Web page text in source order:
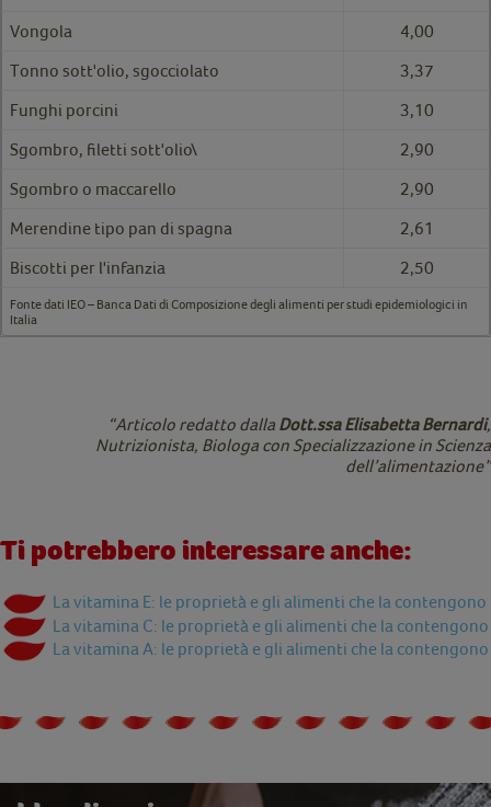
Vongola
4,00
Tonno sott'olio, sgocciolato
3,37
Funghi porcini
3,10
Sgombro, filetti sott'olio\
2,90
Sgombro o maccarello
2,90
Merendine tipo pan di spagna
2,61
Biscotti per l'infanzia
2,50
Fonte dati IEO – Banca Dati di Composizione degli alimenti per studi epidemiologici in
Italia
“Articolo redatto dalla Dott.ssa Elisabetta Bernardi,
Nutrizionista, Biologa con Specializzazione in Scienza
dell’alimentazione”
Ti potrebbero interessare anche:
La vitamina E: le proprietà e gli alimenti che la contengono
La vitamina C: le proprietà e gli alimenti che la contengono
La vitamina A: le proprietà e gli alimenti che la contengono